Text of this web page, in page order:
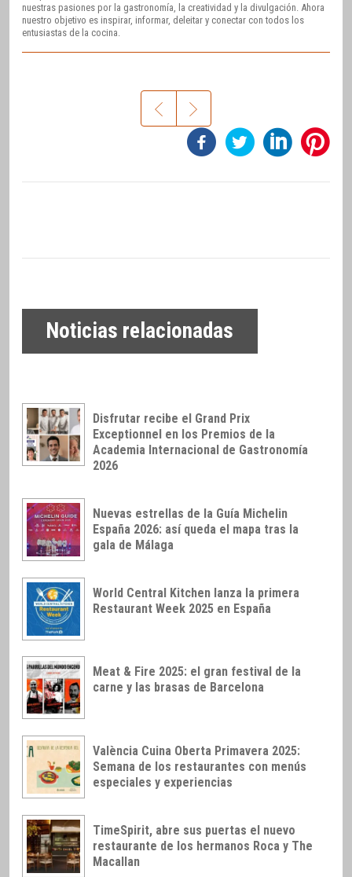
nuestras pasiones por la gastronomía, la creatividad y la divulgación. Ahora
nuestro objetivo es inspirar, informar, deleitar y conectar con todos los
entusiastas de la cocina.
Noticias relacionadas
Disfrutar recibe el Grand Prix
Exceptionnel en los Premios de la
Academia Internacional de Gastronomía
2026
Nuevas estrellas de la Guía Michelin
España 2026: así queda el mapa tras la
gala de Málaga
World Central Kitchen lanza la primera
Restaurant Week 2025 en España
Meat & Fire 2025: el gran festival de la
carne y las brasas de Barcelona
València Cuina Oberta Primavera 2025:
Semana de los restaurantes con menús
especiales y experiencias
TimeSpirit, abre sus puertas el nuevo
restaurante de los hermanos Roca y The
Macallan